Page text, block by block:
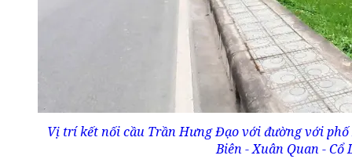
Vị trí kết nối cầu Trần Hưng Đạo với đường với phố
Biên - Xuân Quan -